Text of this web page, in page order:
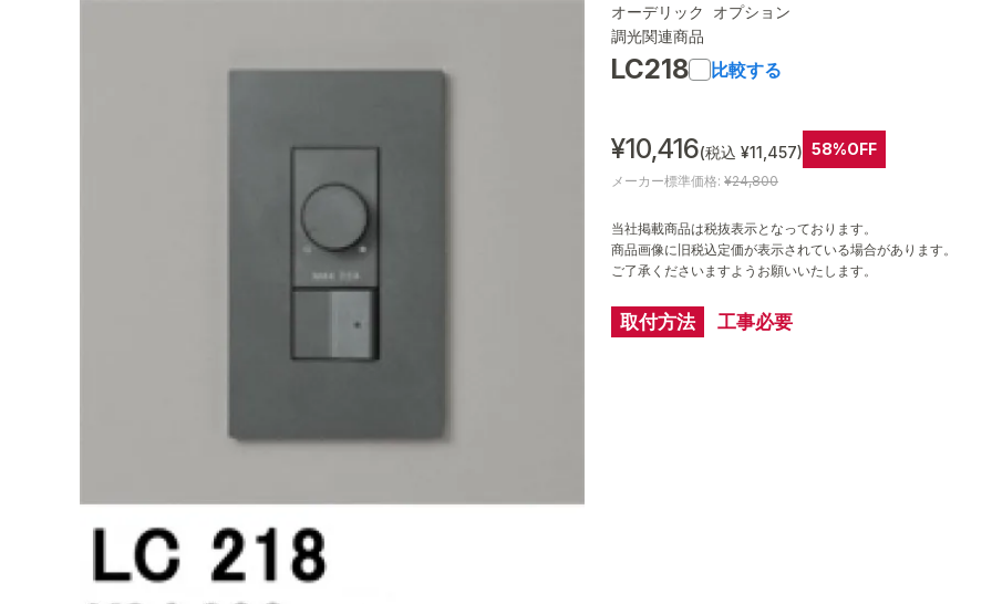
オーデリック オプション
調光関連商品
LC218 比較する
¥10,416(税込 ¥11,457) 58%OFF
メーカー標準価格: ¥24,800
当社掲載商品は税抜表示となっております。
商品画像に旧税込定価が表示されている場合があります。
ご了承くださいますようお願いいたします。
取付方法 工事必要